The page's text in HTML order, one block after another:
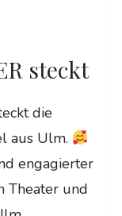
steckt
die
aus Ulm.
engagierter
Theater und